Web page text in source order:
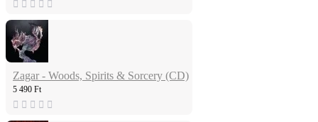
Zagar - Woods, Spirits & Sorcery (CD)
5 490 Ft